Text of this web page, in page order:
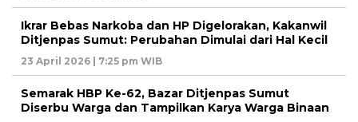
Ikrar Bebas Narkoba dan HP Digelorakan, Kakanwil
Ditjenpas Sumut: Perubahan Dimulai dari Hal Kecil
23 April 2026 | 7:25 pm WIB
Semarak HBP Ke-62, Bazar Ditjenpas Sumut
Diserbu Warga dan Tampilkan Karya Warga Binaan